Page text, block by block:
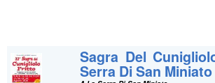
Sagra Del
Serra Di San Miniato